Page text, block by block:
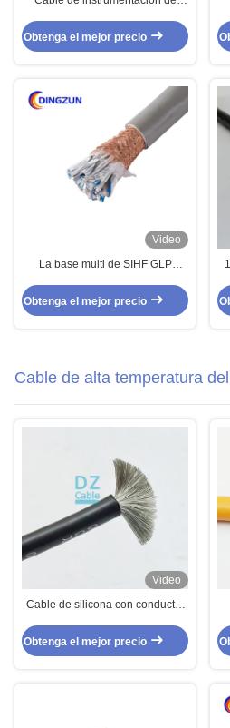
resistente al fuego
CU/MGT/XLPE/OS/FR/LSZH/GSWA/LSZH
Obtenga el mejor precio
Video
La base multi de SIHF GLP
encenderse
Obtenga el mejor precio
Cable de alta temperatura
Video
Cable de silicona con conductor
6mm2 500V 200°C IEC 60228
Clase 5
Obtenga el mejor precio